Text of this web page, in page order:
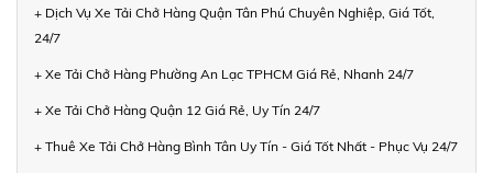
+ Dịch Vụ Xe Tải Chở Hàng Quận Tân Phú Chuyên Nghiệp, Giá Tốt,
24/7
+ Xe Tải Chở Hàng Phường An Lạc TPHCM Giá Rẻ, Nhanh 24/7
+ Xe Tải Chở Hàng Quận 12 Giá Rẻ, Uy Tín 24/7
+ Thuê Xe Tải Chở Hàng Bình Tân Uy Tín - Giá Tốt Nhất - Phục Vụ 24/7